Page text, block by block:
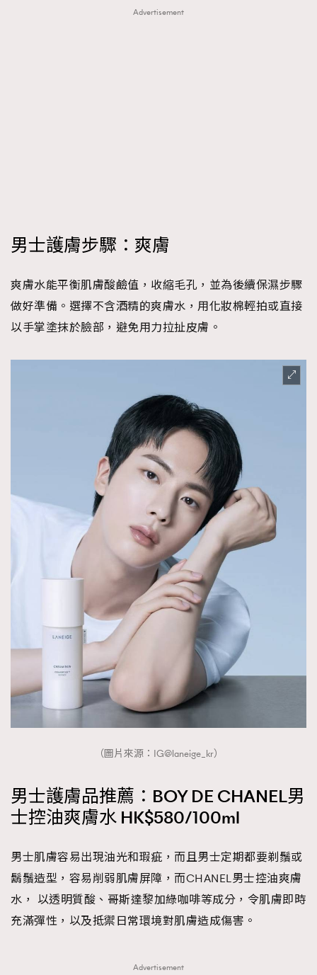
Advertisement
男士護膚步驟：爽膚
爽膚水能平衡肌膚酸鹼值，收縮毛孔，並為後續保濕步驟
做好準備。選擇不含酒精的爽膚水，用化妝棉輕拍或直接
以手掌塗抹於臉部，避免用力拉扯皮膚。
（圖片來源：IG@laneige_kr）
男士護膚品推薦：BOY DE CHANEL男
士控油爽膚水 HK$580/100ml
男士肌膚容易出現油光和瑕疵，而且男士定期都要剃鬚或
鬍鬚造型，容易削弱肌膚屏障，而CHANEL男士控油爽膚
水， 以透明質酸、哥斯達黎加綠咖啡等成分，令肌膚即時
充滿彈性，以及抵禦日常環境對肌膚造成傷害。
Advertisement